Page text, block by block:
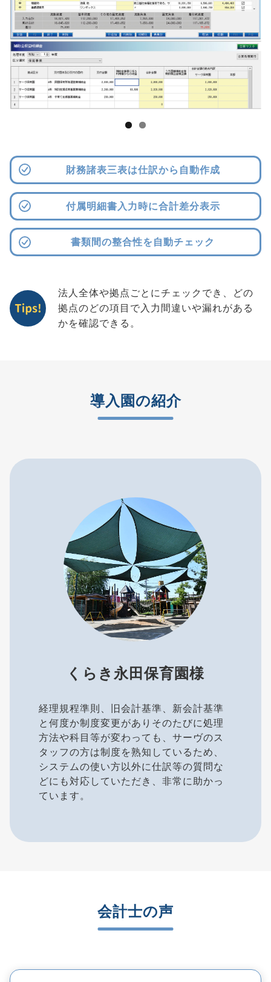
財務諸表三表は仕訳から自動作成
付属明細書入力時に合計差分表示
書類間の整合性を自動チェック
法人全体や拠点ごとにチェックでき、どの
拠点のどの項目で入力間違いや漏れがある
かを確認できる。
導入園の紹介
くらき永田保育園様
経理規程準則、旧会計基準、新会計基準
と何度か制度変更がありそのたびに処理
方法や科目等が変わっても、サーヴのス
タッフの方は制度を熟知しているため、
システムの使い方以外に仕訳等の質問な
どにも対応していただき、非常に助かっ
ています。
会計士の声